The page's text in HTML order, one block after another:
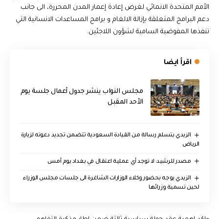
الأمم المتحدة الانمائي لغرض إعادة إعمار المدن المحررة، الى جانب
دعم البرامج المتعلقة بإزالة الالغام و برامج المساعدات الانسانية التي
تنفذها المفوضية السامية لشؤون اللاجئين.
اقرأ ايضا
مجلس النواب ينشر جدول أعمال جلسة يوم
الأحد المقبل
الزيدي يتسلم رسالة من القيادة السعودية تتضمن تجديد دعوته لزيارة
الرياض
مصدر للرشيد: لا توجد أي عملية اعتقال في بغداد يوم أمس
الزيدي يوجه بحضور وكلاء الوزارات الشاغرة الى جلسات مجلس الوزراء
لحين تسمية وزرائها